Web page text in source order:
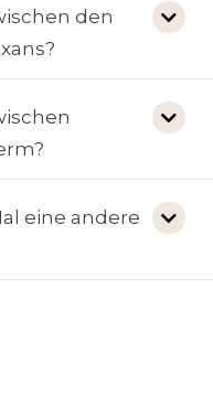
den
eine andere